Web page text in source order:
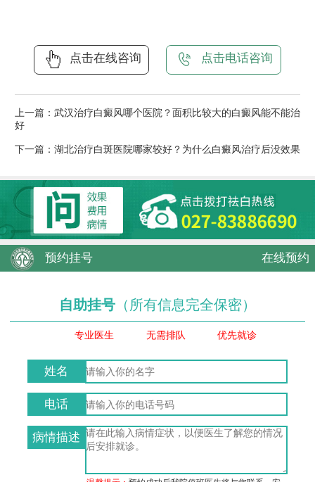
点击在线咨询 点击电话咨询
上一篇： 武汉治疗白癜风哪个医院？面积比较大的白癜风能不能治
好
下一篇： 湖北治疗白斑医院哪家较好？为什么白癜风治疗后没效果
预约挂号 在线预约
自助挂号 （所有信息完全保密）
专业医生 无需排队 优先就诊
姓名
电话
病情描述